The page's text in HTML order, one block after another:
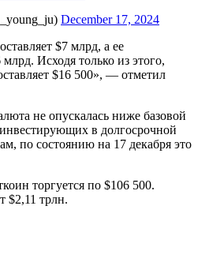
December 17, 2024
$7 млрд, а ее
Исходя только из этого,
$16 500», — отметил
не опускалась ниже базовой
в долгосрочной
по состоянию на 17 декабря это
торгуется по $106 500.
$2,11 трлн.